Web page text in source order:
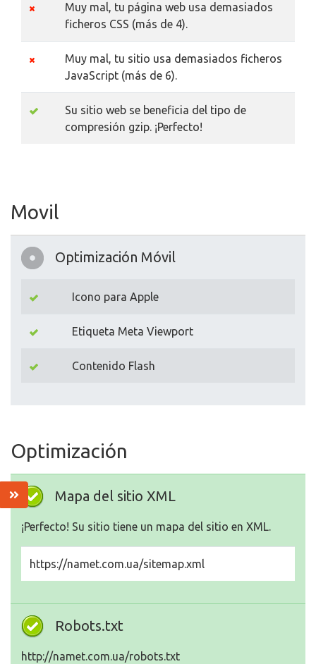
Muy mal, tu página web usa demasiados
ficheros CSS (más de 4).
Muy mal, tu sitio usa demasiados ficheros
JavaScript (más de 6).
Su sitio web se beneficia del tipo de
compresión gzip. ¡Perfecto!
Movil
Optimización Móvil
Icono para Apple
Etiqueta Meta Viewport
Contenido Flash
Optimización
Mapa del sitio XML
¡Perfecto! Su sitio tiene un mapa del sitio en XML.
https://namet.com.ua/sitemap.xml
Robots.txt
http://namet.com.ua/robots.txt